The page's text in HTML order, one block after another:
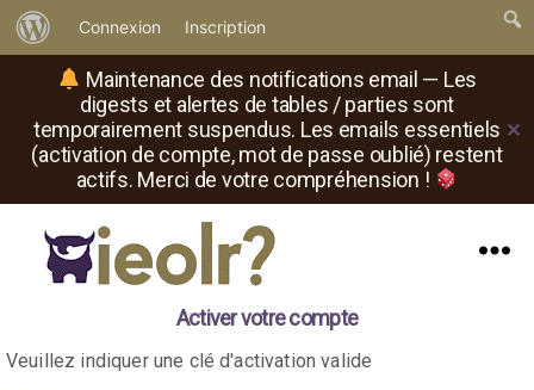
Maintenance des notifications email — Les
digests et alertes de tables / parties sont
temporairement suspendus. Les emails essentiels
(activation de compte, mot de passe oublié) restent
actifs. Merci de votre compréhension !
✕
propos
de
WordPress
Connexion Inscription
où
Activer votre compte
Veuillez indiquer une clé d'activation valide